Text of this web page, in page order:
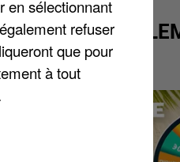
GAGNER
en sélectionnant
refuser
que pour
à tout